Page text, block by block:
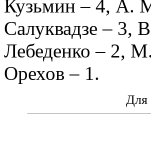
Кузьмин – 4, А.
Салуквадзе – 3,
Лебеденко – 2,
Орехов – 1.
Для